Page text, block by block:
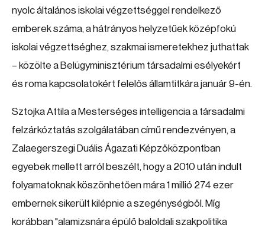
nyolc általános iskolai végzettséggel rendelkező
emberek száma, a hátrányos helyzetűek középfokú
iskolai végzettséghez, szakmai ismeretekhez juthattak
– közölte a Belügyminisztérium társadalmi esélyekért
és roma kapcsolatokért felelős államtitkára január 9-én.
Sztojka Attila a Mesterséges intelligencia a társadalmi
felzárkóztatás szolgálatában című rendezvényen, a
Zalaegerszegi Duális Ágazati Képzőközpontban
egyebek mellett arról beszélt, hogy a 2010 után indult
folyamatoknak köszönhetően mára 1 millió 274 ezer
embernek sikerült kilépnie a szegénységből. Míg
korábban "alamizsnára épülő baloldali szakpolitika